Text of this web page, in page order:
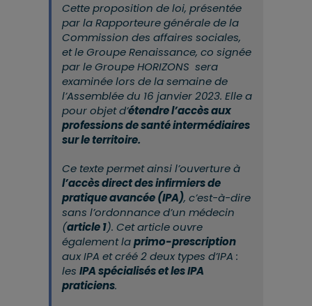
Cette proposition de loi, présentée
par la Rapporteure générale de la
Commission des affaires sociales,
et le Groupe Renaissance, co signée
par le Groupe HORIZONS sera
examinée lors de la semaine de
l’Assemblée du 16 janvier 2023. Elle a
pour objet d’étendre l’accès aux
professions de santé intermédiaires
sur le territoire.
Ce texte permet ainsi l’ouverture à
l’accès direct des infirmiers de
pratique avancée (IPA), c’est-à-dire
sans l’ordonnance d’un médecin
(article 1). Cet article ouvre
également laprimo-prescription
aux IPA et créé 2 deux types d’IPA :
les IPA spécialisés et les IPA
praticiens.